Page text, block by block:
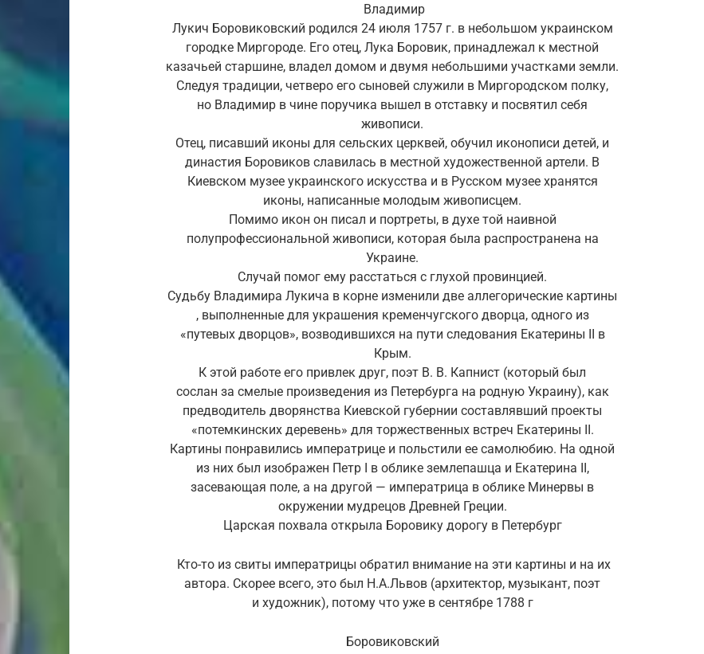
Владимир
Лукич Боровиковский родился 24 июля 1757 г. в небольшом украинском
городке Миргороде. Его отец, Лука Боровик, принадлежал к местной
казачьей старшине, владел домом и двумя небольшими участками земли.
Следуя традиции, четверо его сыновей служили в Миргородском полку,
но Владимир в чине поручика вышел в отставку и посвятил себя
живописи.
Отец, писавший иконы для сельских церквей, обучил иконописи детей, и
династия Боровиков славилась в местной художественной артели. В
Киевском музее украинского искусства и в Русском музее хранятся
иконы, написанные молодым живописцем.
Помимо икон он писал и портреты, в духе той наивной
полупрофессиональной живописи, которая была распространена на
Украине.
Случай помог ему расстаться с глухой провинцией.
Судьбу Владимира Лукича в корне изменили две аллегорические картины
, выполненные для украшения кременчугского дворца, одного из
«путевых дворцов», возводившихся на пути следования Екатерины II в
Крым.
К этой работе его привлек друг, поэт В. В. Капнист (который был
сослан за смелые произведения из Петербурга на родную Украину), как
предводитель дворянства Киевской губернии составлявший проекты
«потемкинских деревень» для торжественных встреч Екатерины II.
Картины понравились императрице и польстили ее самолюбию. На одной
из них был изображен Петр I в облике землепашца и Екатерина II,
засевающая поле, а на другой — императрица в облике Минервы в
окружении мудрецов Древней Греции.
Царская похвала открыла Боровику дорогу в Петербург
Кто-то из свиты императрицы обратил внимание на эти картины и на их
автора. Скорее всего, это был Н.А.Львов (архитектор, музыкант, поэт
и художник), потому что уже в сентябре 1788 г
Боровиковский